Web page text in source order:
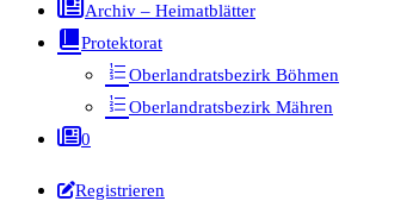
Archiv – Heimatblätter
Protektorat
Oberlandratsbezirk Böhmen
Oberlandratsbezirk Mähren
0
Registrieren